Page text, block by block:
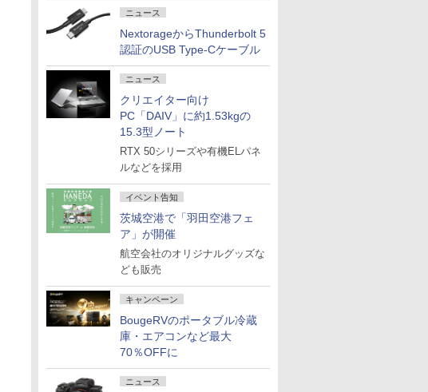
ニュース
NextorageからThunderbolt 5
認証のUSB Type-Cケーブル
ニュース
クリエイター向け
PC「DAIV」に約1.53kgの
15.3型ノート
RTX 50シリーズや有機ELパネ
ルなどを採用
イベント告知
茨城空港で「羽田空港フェ
ア」が開催
航空会社のオリジナルグッズな
ども販売
キャンペーン
BougeRVのポータブル冷蔵
庫・エアコンなど最大
70％OFFに
ニュース